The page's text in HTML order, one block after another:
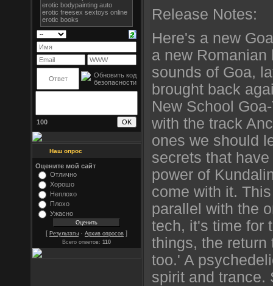
100
Наш опрос
Оцените мой сайт
Отлично
Хорошо
Неплохо
Плохо
Ужасно
[ Результаты · Архив опросов ]
Всего ответов: 110
Release Notes:
Here's a new
a new
sounds of Goa,
brought back
New School
with the track
ones we should
secrets that
power of
come with it.
parallel with the
tech, it's time for
things, the return
too.' A
spirit and trance.